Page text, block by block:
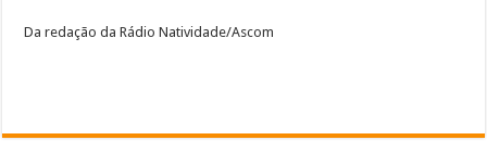
Da redação da Rádio Natividade/Ascom